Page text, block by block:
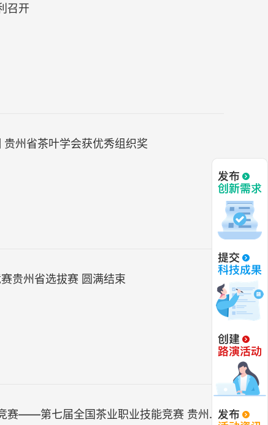
召开
州省茶叶学会获优秀组织奖
贵州省选拔赛 圆满结束
第七届全国茶业职业技能竞赛 贵州省